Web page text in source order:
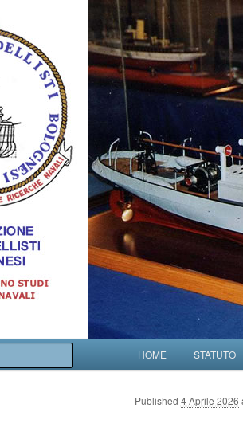
studi e ricerche navali
Menu principale
VAI AL
VAI AL
HOME STATUTO
Published 4 Aprile 2026